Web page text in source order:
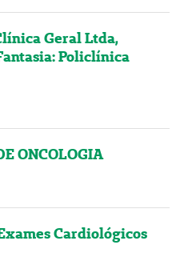
Geral Ltda,
Policlínica
ONCOLOGIA
Cardiológicos